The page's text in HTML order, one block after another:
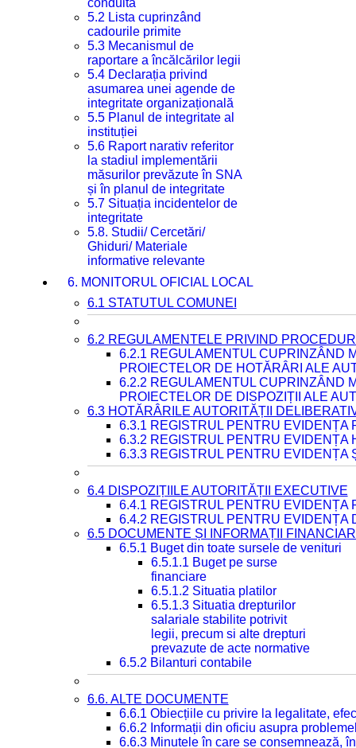
conduită
5.2 Lista cuprinzând
cadourile primite
5.3 Mecanismul de
raportare a încălcărilor legii
5.4 Declarația privind
asumarea unei agende de
integritate organizațională
5.5 Planul de integritate al
instituției
5.6 Raport narativ referitor
la stadiul implementării
măsurilor prevăzute în SNA
și în planul de integritate
5.7 Situația incidentelor de
integritate
5.8. Studii/ Cercetări/
Ghiduri/ Materiale
informative relevante
6. MONITORUL OFICIAL LOCAL
6.1 STATUTUL COMUNEI
6.2 REGULAMENTELE PRIVIND
6.2.1 REGULAMENTUL CUPRINZÂND
PROIECTELOR DE HOTĂRÂRI ALE
6.2.2 REGULAMENTUL CUPRINZÂND
PROIECTELOR DE DISPOZIȚII ALE
6.3 HOTĂRÂRILE AUTORITĂȚII
6.3.1 REGISTRUL PENTRU EVIDENȚA
6.3.2 REGISTRUL PENTRU EVIDENȚA
6.3.3 REGISTRUL PENTRU EVIDENȚA
6.4 DISPOZIȚIILE AUTORITĂȚII EXECUTIVE
6.4.1 REGISTRUL PENTRU EVIDENȚA
6.4.2 REGISTRUL PENTRU EVIDENȚA
6.5 DOCUMENTE ȘI INFORMAȚII
6.5.1 Buget din toate sursele de venituri
6.5.1.1 Buget pe surse
financiare
6.5.1.2 Situatia platilor
6.5.1.3 Situatia drepturilor
salariale stabilite potrivit
legii, precum si alte drepturi
prevazute de acte normative
6.5.2 Bilanturi contabile
6.6. ALTE DOCUMENTE
6.6.1 Obiecțiile cu privire la legalitate,
6.6.2 Informații din oficiu asupra
6.6.3 Minutele în care se consemnează,